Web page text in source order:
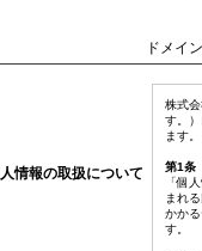
ドメイ
情報の取扱について
株式
す。
ます
第1条
「個
まれ
かか
す。